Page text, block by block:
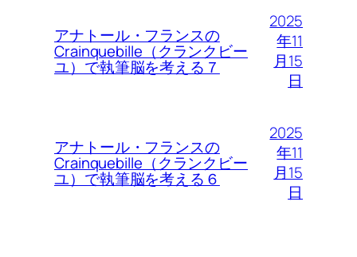
アナトール・フランスの
Crainquebille（クランクビー
ユ）で執筆脳を考える７
2025
年11
月15
日
アナトール・フランスの
Crainquebille（クランクビー
ユ）で執筆脳を考える６
2025
年11
月15
日